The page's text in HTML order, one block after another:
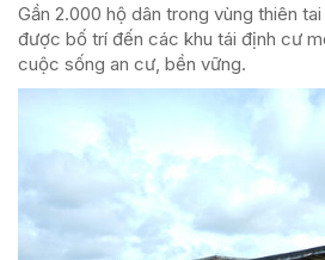
Gần 2.000 hộ dân trong vùng thiên
được bố trí đến các khu tái định cư
cuộc sống an cư, bền vững.